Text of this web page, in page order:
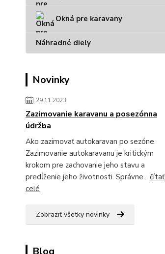
Okná pre karavany
Náhradné diely
Novinky
29.11.2023
Zazimovanie karavanu a posezónna
údržba
Ako zazimovať autokaravan po sezóne
Zazimovanie autokaravanu je kritickým
krokom pre zachovanie jeho stavu a
predĺženie jeho životnosti. Správne... čítať
celé
Zobraziť všetky novinky
Blog